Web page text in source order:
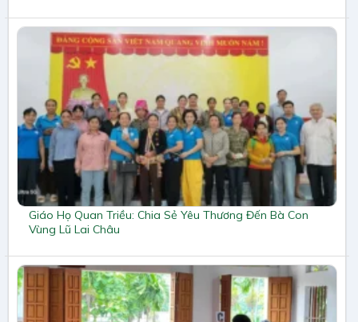
Giáo Họ Quan Triều: Chia Sẻ Yêu Thương Đến Bà Con
Vùng Lũ Lai Châu